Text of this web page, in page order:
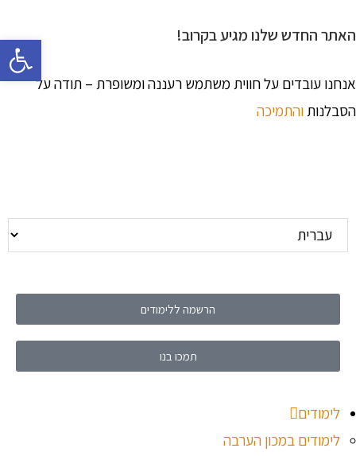
האתר החדש שלנו מגיע בקרוב!
אנחנו עובדים על חווית משתמש רעננה ומשופרת – תודה על
הסבלנותוהתמיכה
הרשמה ללימודים
תמכו בנו
לימודים
לימודים במכון הערבה